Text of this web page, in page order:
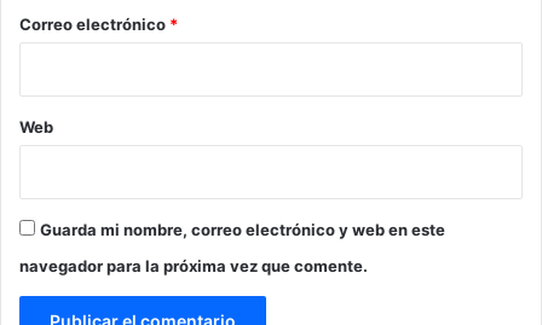
*
Correo electrónico *
Web
Guarda mi nombre, correo electrónico y web en este
navegador para la próxima vez que comente.